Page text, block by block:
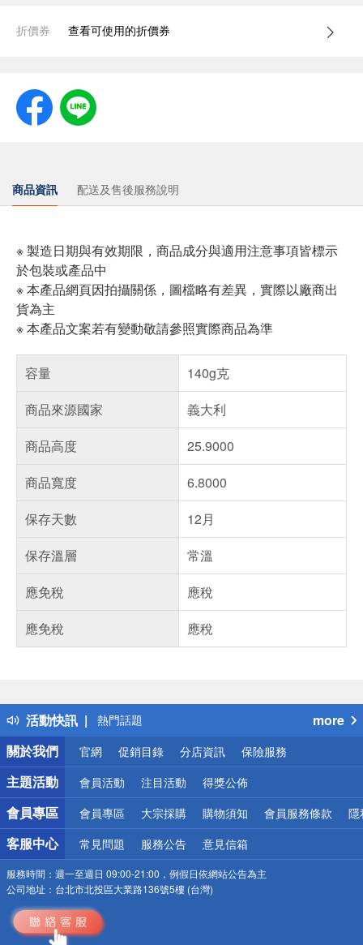
折價券 查看可使用的折價券
商品資訊 配送及售後服務說明
※ 製造日期與有效期限，商品成分與適用注意事項皆標示
於包裝或產品中
※ 本產品網頁因拍攝關係，圖檔略有差異，實際以廠商出
貨為主
※ 本產品文案若有變動敬請參照實際商品為準
容量
140g克
商品來源國家
義大利
商品高度
25.9000
商品寬度
6.8000
保存天數
12月
保存溫層
常溫
應免稅
應稅
應免稅
應稅
活動快訊
得獎公告
熱門話題
銀行優惠
偏遠地區配送
詐騙網頁！請小心！
more
關於我們
官網 促銷目錄 分店資訊 保險服務
主題活動 會員活動 注目活動 得獎公佈
會員專區 會員專區 大宗採購 購物須知 會員服務條款 隱
客服中心 常見問題 服務公告 意見信箱
服務時間： 週一至週日 09:00-21:00，例假日依網站公告為主
公司地址： 台北市北投區大業路136號5樓 (台灣)